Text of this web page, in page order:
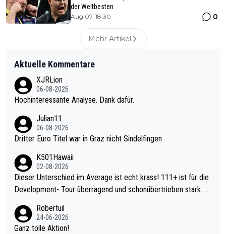
der Weltbesten
Aug 07, 18:30 0
Mehr Artikel
Aktuelle Kommentare
XJRLion
06-08-2026
Hochinteressante Analyse. Dank dafür.
Julian11
06-08-2026
Dritter Euro Titel war in Graz nicht Sindelfingen
K501Hawaii
02-08-2026
Dieser Unterschied im Average ist echt krass! 111+ ist für die
Development- Tour überragend und schonübertrieben stark. U
mal 40+ erst recht. Da gewinnst keinen Blumentopf - ist ja noc
h krasser wie ein Pokalspiel eines Kreisligisten vs einem Bund
Robertuil
24-06-2026
Ganz tolle Aktion!